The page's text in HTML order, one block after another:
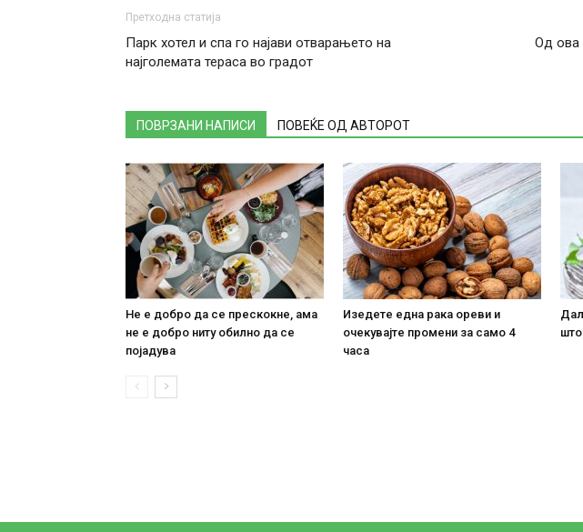
Претходна статија
Парк хотел и спа го најави отварањето на
најголемата тераса во градот
Од ова
ПОВРЗАНИ НАПИСИ ПОВЕЌЕ ОД АВТОРОТ
Не е добро да се прескокне, ама
не е добро ниту обилно да се
појадува
Изедете една рака ореви и
очекувајте промени за само 4
часа